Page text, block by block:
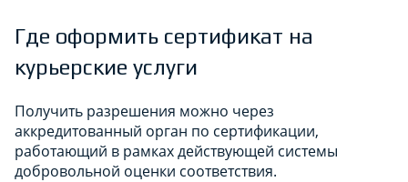
Где оформить сертификат на
курьерские услуги
Получить разрешения можно через
аккредитованный орган по сертификации,
работающий в рамках действующей системы
добровольной оценки соответствия.